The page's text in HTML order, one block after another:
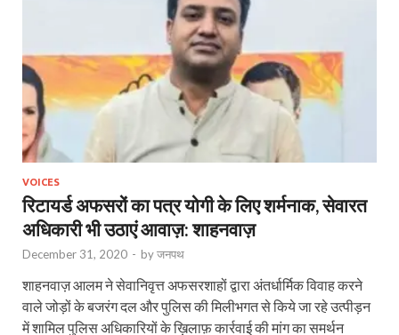
VOICES
रिटायर्ड अफसरों का पत्र योगी के लिए शर्मनाक, सेवारत
अधिकारी भी उठाएं आवाज़: शाहनवाज़
December 31, 2020 - byजनपथ
शाहनवाज़ आलम ने सेवानिवृत्त अफसरशाहों द्वारा अंतर्धार्मिक विवाह करने
वाले जोड़ों के बजरंग दल और पुलिस की मिलीभगत से किये जा रहे उत्पीड़न
में शामिल पुलिस अधिकारियों के ख़िलाफ़ कार्रवाई की मांग का समर्थन